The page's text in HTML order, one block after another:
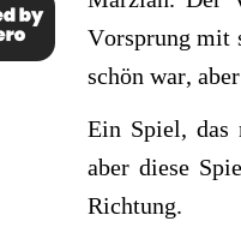
Vorsprung mit
schön war,
Ein Spiel, das
aber diese
Richtung.